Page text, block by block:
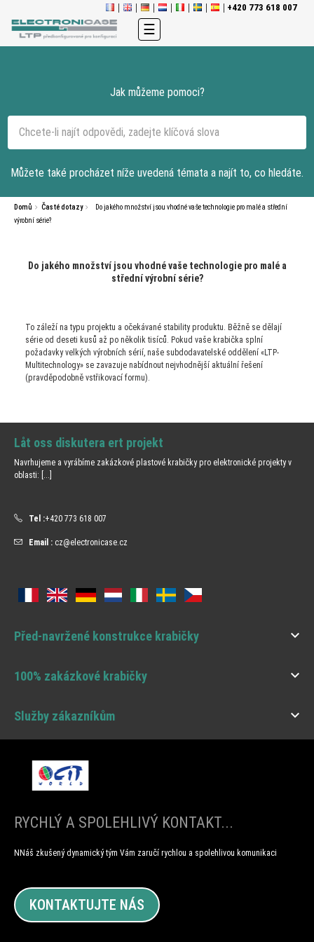
+420 773 618 007
Toggle
navigation
☰
Jak můžeme pomoci?
Můžete také procházet níže uvedená témata a najít to, co hledáte.
Domů Časté dotazy
Do jakého množství jsou vhodné vaše technologie pro malé a střední
výrobní série?
Do jakého množství jsou vhodné vaše technologie pro malé a
střední výrobní série?
To záleží na typu projektu a očekávané stability produktu. Běžně se dělají
série od deseti kusů až po několik tisíců. Pokud vaše krabička splní
požadavky velkých výrobních sérií, naše subdodavatelské oddělení «LTP-
Multitechnology» se zavazuje nabídnout nejvhodnější aktuální řešení
(pravděpodobně vstřikovací formu).
Låt oss diskutera ert projekt
Navrhujeme a vyrábíme zakázkové plastové krabičky pro elektronické projekty v
oblasti: [...]
Tel :+420 773 618 007
Email : cz@electronicase.cz
Před-navržené konstrukce krabičky 
100% zakázkové krabičky 
Služby zákazníkům 
RYCHLÝ A SPOLEHLIVÝ KONTAKT...
NNáš zkušený dynamický tým Vám zaručí rychlou a spolehlivou komunikaci
KONTAKTUJTE NÁS